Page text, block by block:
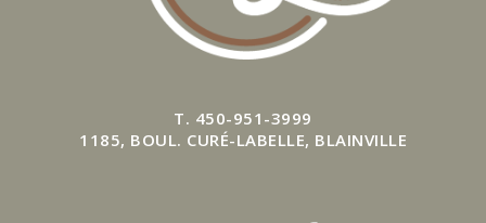
T. 450-951-3999
1185, BOUL. CURÉ-LABELLE, BLAINVILLE